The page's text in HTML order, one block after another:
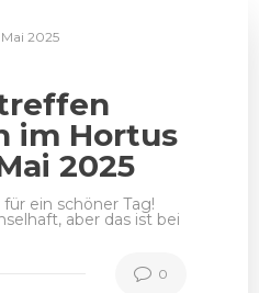
Mai 2025
im Hortus
2025
ein schöner Tag!
aber das ist bei
0